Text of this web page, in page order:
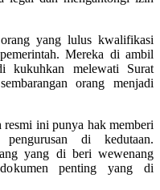
yang lulus kwalifikasi
Mereka di ambil
kukuhkan melewati Surat
orang menjadi
resmi ini punya hak memberi
pengurusan di kedutaan.
yang di beri wewenang
penting yang di